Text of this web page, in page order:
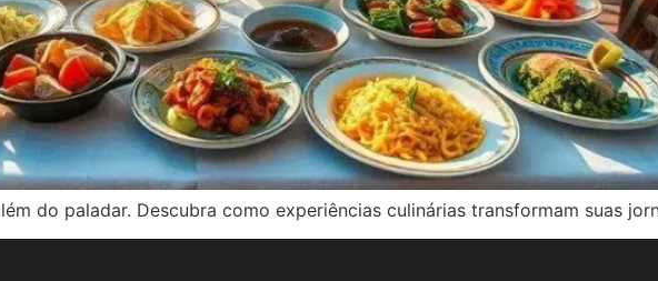
do paladar. Descubra como experiências culinárias transformam suas